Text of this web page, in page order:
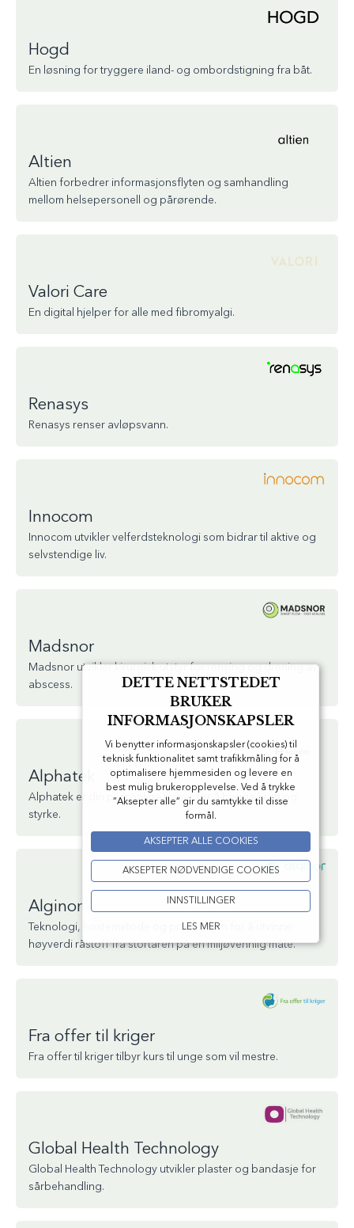
Hogd
En løsning for tryggere iland- og ombordstigning fra båt.
Altien
Altien forbedrer informasjonsflyten og samhandling
mellom helsepersonell og pårørende.
Valori Care
En digital hjelper for alle med fibromyalgi.
Renasys
Renasys renser avløpsvann.
Innocom
Innocom utvikler velferdsteknologi som bidrar til aktive og
selvstendige liv.
Madsnor
Madsnor utvikler kirurgisk utstyr for rensing og drening av
abscess.
Alphatek
Alphatek er din personlige trener for å bygge kraft og
styrke.
Alginor
Teknologi, høstemetode og produksjon for å utvinne
høyverdi råstoff fra stortaren på en miljøvennlig måte.
Fra offer til kriger
Fra offer til kriger tilbyr kurs til unge som vil mestre.
Global Health Technology
Global Health Technology utvikler plaster og bandasje for
sårbehandling.
DETTE NETTSTEDET
BRUKER
INFORMASJONSKAPSLER
Vi benytter informasjonskapsler (cookies) til
teknisk funktionalitet samt trafikkmåling for å
optimalisere hjemmesiden og levere en
best mulig brukeropplevelse. Ved å trykke
”Aksepter alle” gir du samtykke til disse
formål.
AKSEPTER ALLE COOKIES
AKSEPTER NØDVENDIGE COOKIES
INNSTILLINGER
LES MER